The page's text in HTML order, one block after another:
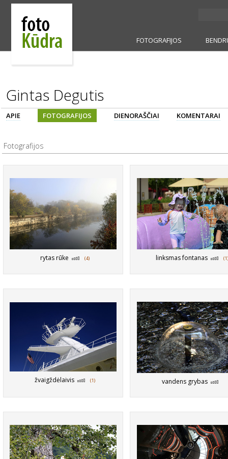
FOTOGRAFIJOS
Gintas Degutis
APIE FOTOGRAFIJOS DIENORAŠČIAI KOMENTARAI
Fotografijos
rytas rūke (4) linksmas fontanas (1)
žvaigždėlaivis (1) vandens grybas